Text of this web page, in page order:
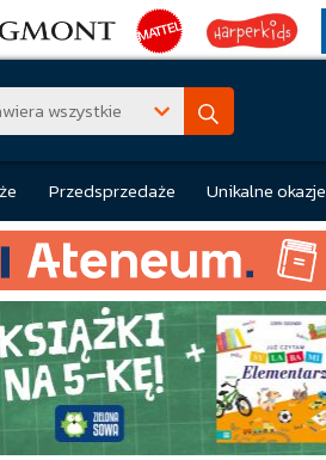
wszystkie
Przedsprzedaże Unikalne okazje